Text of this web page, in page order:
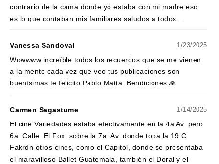
contrario de la cama donde yo estaba con mi madre eso
es lo que contaban mis familiares saludos a todos...
Vanessa Sandoval 1/23/2025
Wowwww increíble todos los recuerdos que se me vienen
a la mente cada vez que veo tus publicaciones son
buenísimas te felicito Pablo Matta. Bendiciones 🙏
Carmen Sagastume 1/14/2025
El cine Variedades estaba efectivamente en la 4a Av. pero
6a. Calle. El Fox, sobre la 7a. Av. donde topa la 19 C.
Fakrdn otros cines, como el Capitol, donde se presentaba
el maravilloso Ballet Guatemala, también el Doral y el